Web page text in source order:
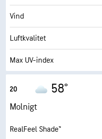
AccuLumen Brightness Index™
Molntäcke
Sikt
Vind
Luftkvalitet
Max UV-index
Fuktighet
Daggpunkt
20 58°
Molnigt
RealFeel Shade™